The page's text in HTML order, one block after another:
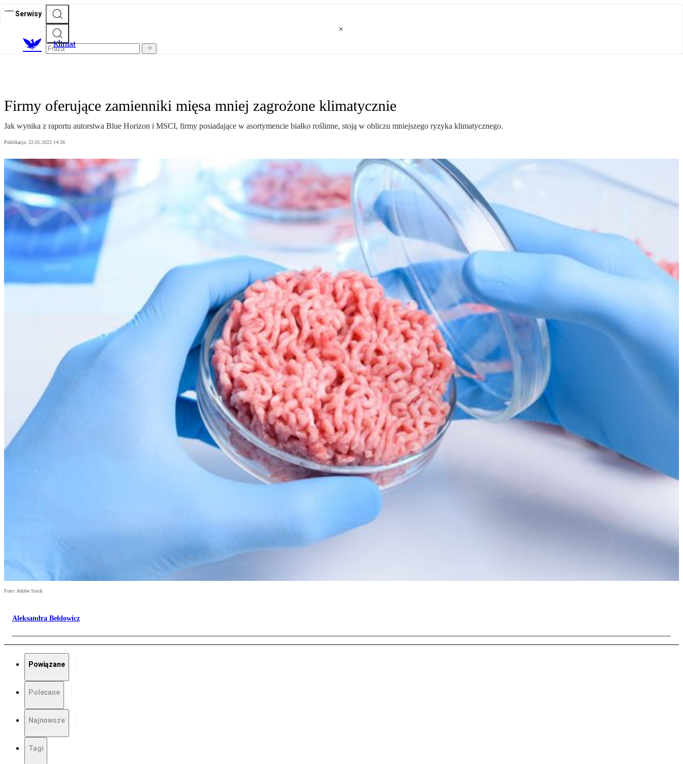
Serwisy
Klimat
Firmy oferujące zamienniki mięsa mniej zagrożone klimatycznie
Jak wynika z raportu autorstwa Blue Horizon i MSCI, firmy posiadające w asortymencie białko roślinne, stoją w obliczu mniejszego ryzyka klimatycznego.
Publikacja: 22.01.2022 14:36
Foto: Adobe Stock
Aleksandra Bełdowicz
Powiązane
Polecane
Najnowsze
Tagi